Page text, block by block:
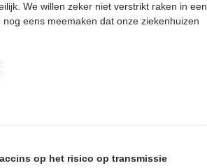
We willen zeker niet verstrikt raken in een
eens meemaken dat onze ziekenhuizen
op het risico op transmissie